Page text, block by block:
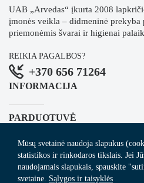
UAB „Arvedas“ įkurta 2008
įmonės veikla – didmeninė prekyba
priemonėmis švarai ir higienai
REIKIA PAGALBOS?
+370 656 71264
INFORMACIJA
PARDUOTUVĖ
REGISTRUOKITĖS
Mūsų svetainė naudoja slapukus
statistikos ir rinkodaros tikslais. Jei
naudojamais slapukais, spauskite
svetaine. Sąlygos ir taisyklės